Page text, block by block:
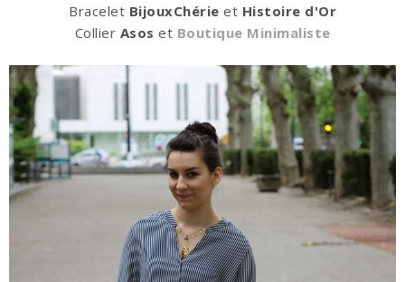
Bracelet BijouxChérie et Histoire d'Or
Collier Asos et Boutique Minimaliste